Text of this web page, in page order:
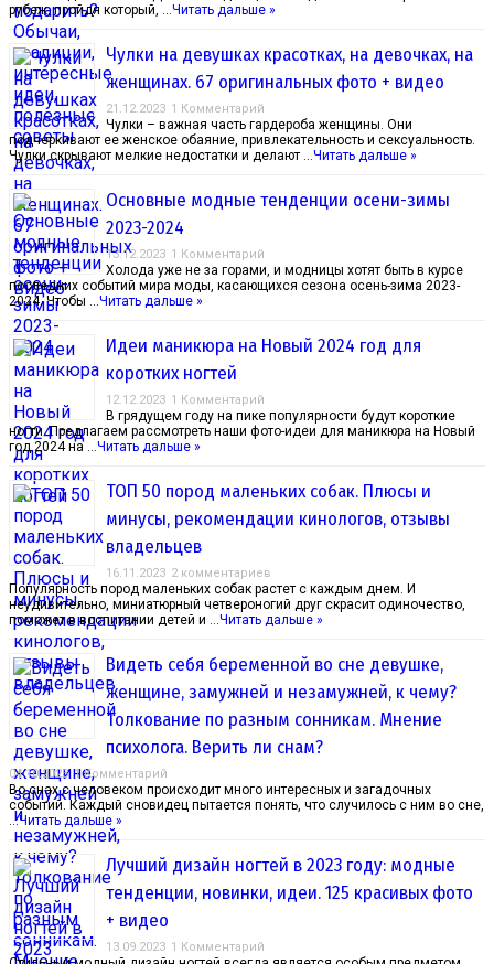
рубеж, пройдя который, …Читать дальше »
Чулки на девушках красотках, на девочках, на
женщинах. 67 оригинальных фото + видео
21.12.2023 1 Комментарий
Чулки – важная часть гардероба женщины. Они
подчеркивают ее женское обаяние, привлекательность и сексуальность.
Чулки скрывают мелкие недостатки и делают …Читать дальше »
Основные модные тенденции осени-зимы
2023-2024
13.12.2023 1 Комментарий
Холода уже не за горами, и модницы хотят быть в курсе
последних событий мира моды, касающихся сезона осень-зима 2023-
2024. Чтобы …Читать дальше »
Идеи маникюра на Новый 2024 год для
коротких ногтей
12.12.2023 1 Комментарий
В грядущем году на пике популярности будут короткие
ногти. Предлагаем рассмотреть наши фото-идеи для маникюра на Новый
год 2024 на …Читать дальше »
ТОП 50 пород маленьких собак. Плюсы и
минусы, рекомендации кинологов, отзывы
владельцев
16.11.2023 2 комментариев
Популярность пород маленьких собак растет с каждым днем. И
неудивительно, миниатюрный четвероногий друг скрасит одиночество,
поможет в воспитании детей и …Читать дальше »
Видеть себя беременной во сне девушке,
женщине, замужней и незамужней, к чему?
Толкование по разным сонникам. Мнение
психолога. Верить ли снам?
04.10.2023 1 Комментарий
Во снах с человеком происходит много интересных и загадочных
событий. Каждый сновидец пытается понять, что случилось с ним во сне,
…Читать дальше »
Лучший дизайн ногтей в 2023 году: модные
тенденции, новинки, идеи. 125 красивых фото
+ видео
13.09.2023 1 Комментарий